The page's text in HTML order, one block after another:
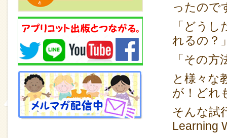
ったので
「どう
れるの？
「その
と様々な
が！どれ
そんな試
Learning